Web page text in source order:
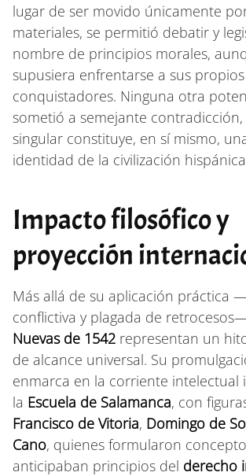
lugar de ser movido únicamente
materiales, se permitió debatir y
nombre de principios morales,
supusiera enfrentarse a sus propios
conquistadores. Ninguna otra
sometió a semejante contradicción,
singular constituye, en sí mismo,
identidad de la civilización
Impacto filosófico y
proyección
Más allá de su aplicación práctica
conflictiva y plagada de
Nuevas de 1542 representan un
de alcance universal. Su
enmarca en la corriente intelectual
la Escuela de Salamanca, con
Francisco de Vitoria, Domingo de
Cano, quienes formularon
anticipaban principios del derecho